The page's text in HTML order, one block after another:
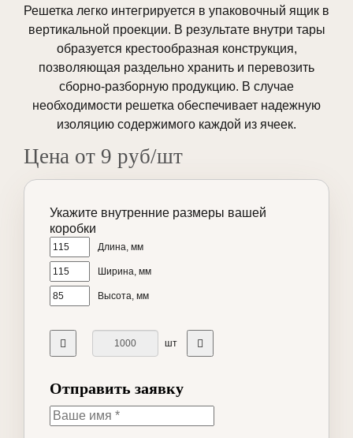
Решетка легко интегрируется в упаковочный ящик в
вертикальной проекции. В результате внутри тары
образуется крестообразная конструкция,
позволяющая раздельно хранить и перевозить
сборно-разборную продукцию. В случае
необходимости решетка обеспечивает надежную
изоляцию содержимого каждой из ячеек.
Цена от 9 руб/шт
Укажите внутренние размеры вашей
коробки
Длина, мм
Ширина, мм
Высота, мм
шт
Отправить заявку